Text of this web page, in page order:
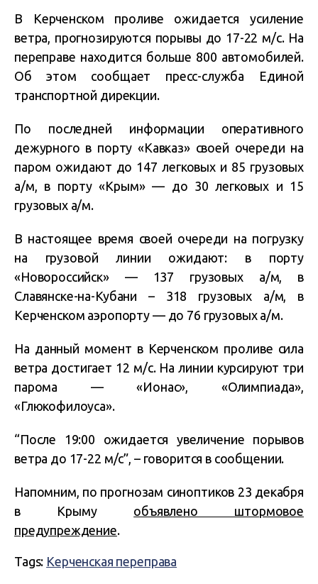
В Керченском проливе ожидается усиление
ветра, прогнозируются порывы до 17-22 м/с. На
переправе находится больше 800 автомобилей.
Об этом сообщает пресс-служба Единой
транспортной дирекции.
По последней информации оперативного
дежурного в порту «Кавказ» своей очереди на
паром ожидают до 147 легковых и 85 грузовых
а/м, в порту «Крым» — до 30 легковых и 15
грузовых а/м.
В настоящее время своей очереди на погрузку
на грузовой линии ожидают: в порту
«Новороссийск» — 137 грузовых а/м, в
Славянске-на-Кубани – 318 грузовых а/м, в
Керченском аэропорту — до 76 грузовых а/м.
На данный момент в Керченском проливе сила
ветра достигает 12 м/с. На линии курсируют три
парома — «Ионас», «Олимпиада»,
«Глюкофилоуса».
“После 19:00 ожидается увеличение порывов
ветра до 17-22 м/с”, – говорится в сообщении.
Напомним, по прогнозам синоптиков 23 декабря
в Крыму объявлено штормовое
предупреждение.
Tags: Керченская переправа